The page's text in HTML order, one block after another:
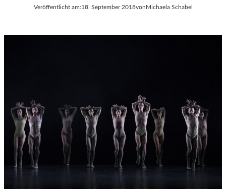
Veröffentlicht am:18. September 2018von Michaela Schabel